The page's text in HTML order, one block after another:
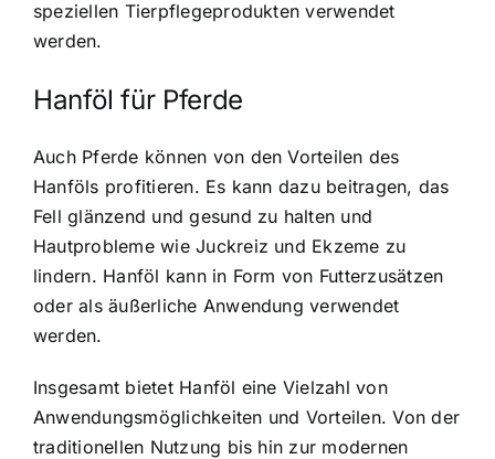
speziellen Tierpflegeprodukten verwendet
werden.
Hanföl für Pferde
Auch Pferde können von den Vorteilen des
Hanföls profitieren. Es kann dazu beitragen, das
Fell glänzend und gesund zu halten und
Hautprobleme wie Juckreiz und Ekzeme zu
lindern. Hanföl kann in Form von Futterzusätzen
oder als äußerliche Anwendung verwendet
werden.
Insgesamt bietet Hanföl eine Vielzahl von
Anwendungsmöglichkeiten und Vorteilen. Von der
traditionellen Nutzung bis hin zur modernen